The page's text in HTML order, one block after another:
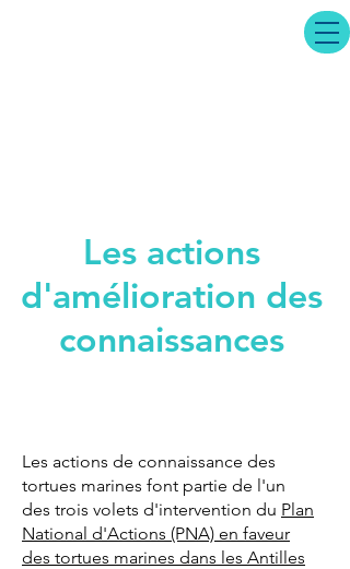
Les actions
d'amélioration des
connaissances
Les actions de connaissance des
tortues marines font partie de l'un
des trois volets d'intervention du Plan
National d'Actions (PNA) en faveur
des tortues marines dans les Antilles